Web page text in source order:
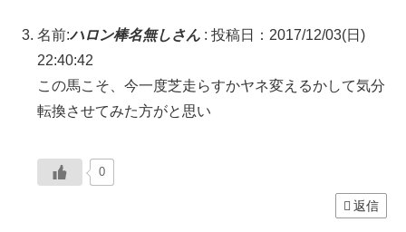
名前:ハロン棒名無しさん : 投稿日：2017/12/03(日)
22:40:42
この馬こそ、今一度芝走らすかヤネ変えるかして気分
転換させてみた方がと思い
0
返信